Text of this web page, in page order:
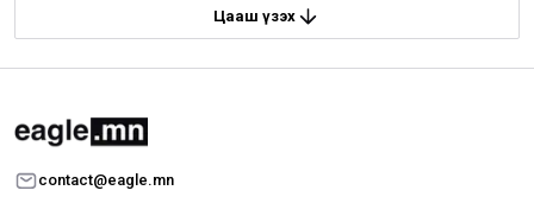
Цааш үзэх
contact@eagle.mn